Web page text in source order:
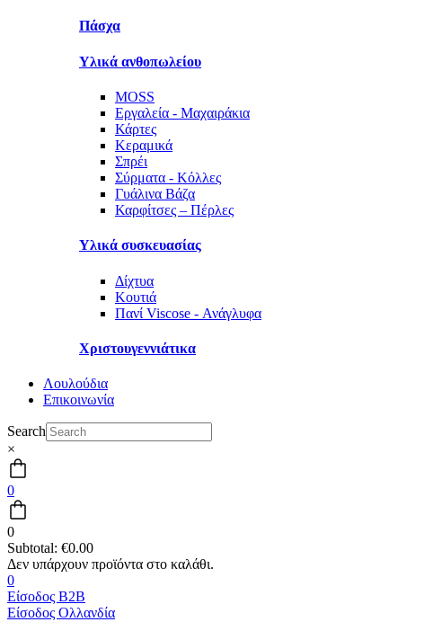
Πάσχα
Υλικά ανθοπωλείου
MOSS
Εργαλεία - Μαχαιράκια
Κάρτες
Κεραμικά
Σπρέι
Σύρματα - Κόλλες
Γυάλινα Βάζα
Καρφίτσες – Πέρλες
Υλικά συσκευασίας
Δίχτυα
Κουτιά
Πανί Viscose - Ανάγλυφα
Χριστουγεννιάτικα
Λουλούδια
Επικοινωνία
Search
×
0
0
Subtotal: €0.00
0
Είσοδος B2B
Είσοδος Ολλανδία